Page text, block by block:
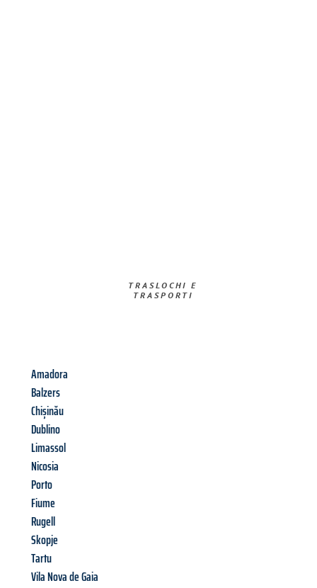
TRASLOCHI E
TRASPORTI​
Amadora
Balzers
Chișinău
Dublino
Limassol
Nicosia
Porto
Fiume
Rugell
Skopje
Tartu
Vila Nova de Gaia